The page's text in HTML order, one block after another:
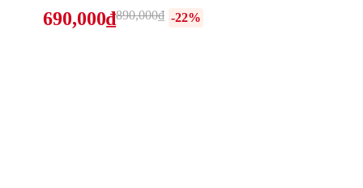
690,000₫890,000₫ -22%